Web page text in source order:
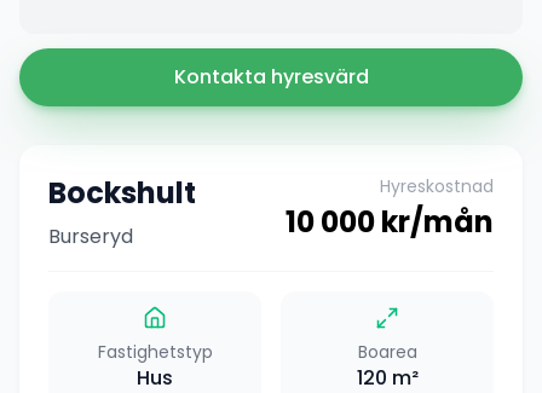
Kontakta hyresvärd
Bockshult
Burseryd
Hyreskostnad
10 000kr/mån
Fastighetstyp
Hus
Boarea
120 m²